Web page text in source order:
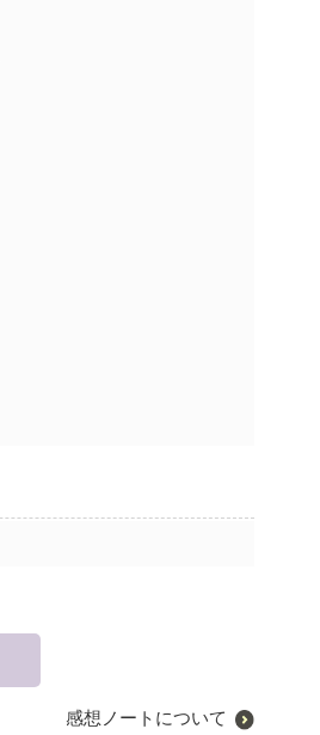
感想ノートについて